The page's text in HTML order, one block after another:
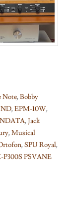
Note,Bobby
,EPM-10W,
,Jack
,Musical
,SPU Royal,
P300S PSVANE